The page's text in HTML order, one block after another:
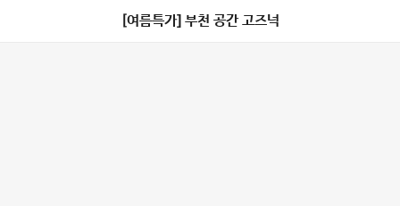
[여름특가] 부천 공간 고즈넉